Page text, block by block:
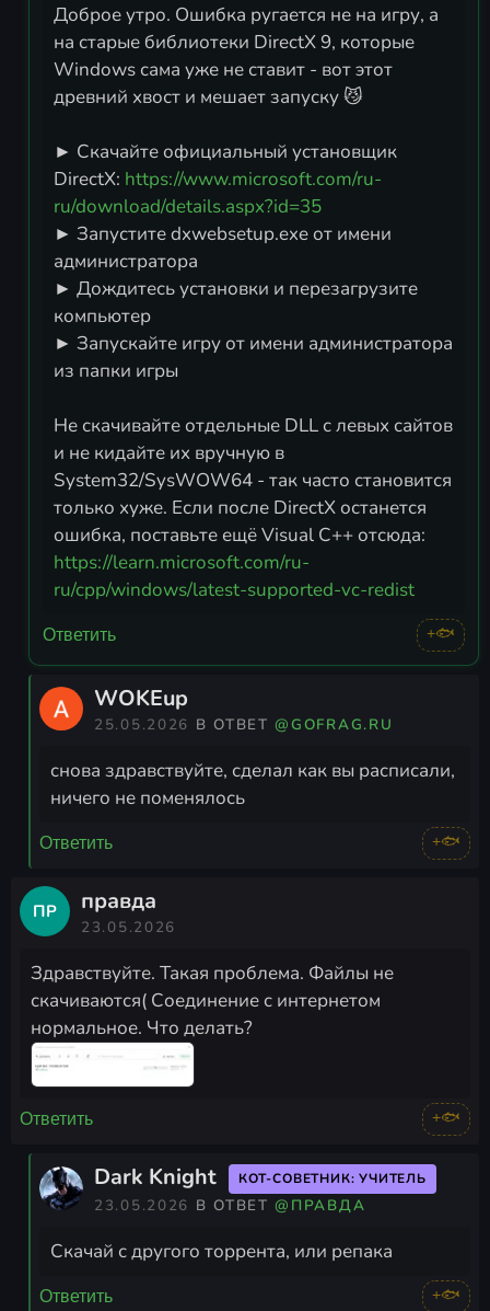
Доброе утро. Ошибка ругается не на игру, а
на старые библиотеки DirectX 9, которые
Windows сама уже не ставит - вот этот
древний хвост и мешает запуску 😼
► Скачайте официальный установщик
DirectX: https://www.microsoft.com/ru-
ru/download/details.aspx?id=35
► Запустите dxwebsetup.exe от имени
администратора
► Дождитесь установки и перезагрузите
компьютер
► Запускайте игру от имени администратора
из папки игры
Не скачивайте отдельные DLL с левых сайтов
и не кидайте их вручную в
System32/SysWOW64 - так часто становится
только хуже. Если после DirectX останется
ошибка, поставьте ещё Visual C++ отсюда:
https://learn.microsoft.com/ru-
ru/cpp/windows/latest-supported-vc-redist
Ответить +🐟
WOKEup
25.05.2026 В ОТВЕТ@GOFRAG.RU
снова здравствуйте, сделал как вы расписали,
ничего не поменялось
Ответить +🐟
ПР правда
23.05.2026
Здравствуйте. Такая проблема. Файлы не
скачиваются( Соединение с интернетом
нормальное. Что делать?
Ответить +🐟
Dark Knight КОТ-СОВЕТНИК: УЧИТЕЛЬ
23.05.2026 В ОТВЕТ@ПРАВДА
Скачай с другого торрента, или репака
Ответить +🐟